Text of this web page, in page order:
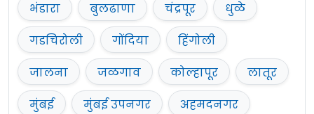
भंडारा
बुलढाणा चंद्रपूर
धुळे
गडचिरोली
गोंदिया
हिंगोली
जालना
जळगाव कोल्हापूर
लातूर
मुंबई
मुंबई उपनगर
अहमदनगर